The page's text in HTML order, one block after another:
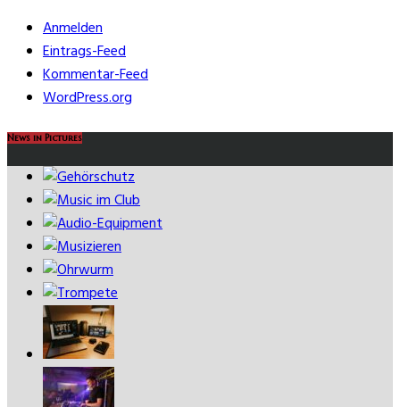
Anmelden
Eintrags-Feed
Kommentar-Feed
WordPress.org
News in Pictures